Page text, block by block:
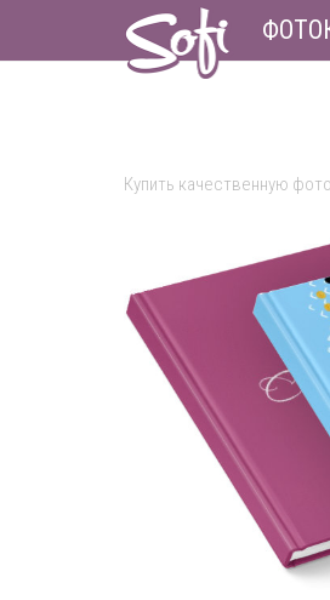
Купить качественную